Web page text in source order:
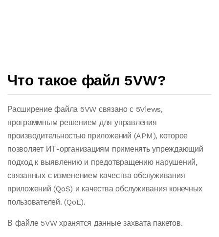
Что такое файл 5VW?
Расширение файла 5VW связано с 5Views,
программным решением для управления
производительностью приложений (APM), которое
позволяет ИТ-организациям применять упреждающий
подход к выявлению и предотвращению нарушений,
связанных с изменением качества обслуживания
приложений (QoS) и качества обслуживания конечных
пользователей. (QoE).
В файле 5VW хранятся данные захвата пакетов.